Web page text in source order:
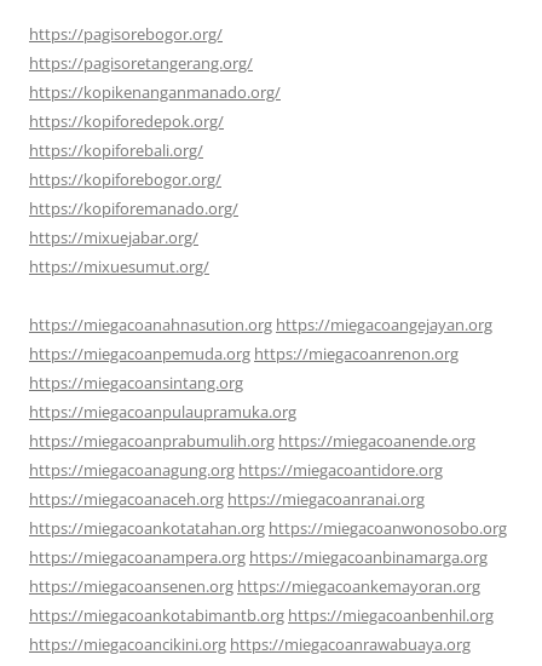
https://pagisorebogor.org/
https://pagisoretangerang.org/
https://kopikenanganmanado.org/
https://kopiforedepok.org/
https://kopiforebali.org/
https://kopiforebogor.org/
https://kopiforemanado.org/
https://mixuejabar.org/
https://mixuesumut.org/
https://miegacoanahnasution.org https://miegacoangejayan.org
https://miegacoanpemuda.org https://miegacoanrenon.org
https://miegacoansintang.org
https://miegacoanpulaupramuka.org
https://miegacoanprabumulih.org https://miegacoanende.org
https://miegacoanagung.org https://miegacoantidore.org
https://miegacoanaceh.org https://miegacoanranai.org
https://miegacoankotatahan.org https://miegacoanwonosobo.org
https://miegacoanampera.org https://miegacoanbinamarga.org
https://miegacoansenen.org https://miegacoankemayoran.org
https://miegacoankotabimantb.org https://miegacoanbenhil.org
https://miegacoancikini.org https://miegacoanrawabuaya.org